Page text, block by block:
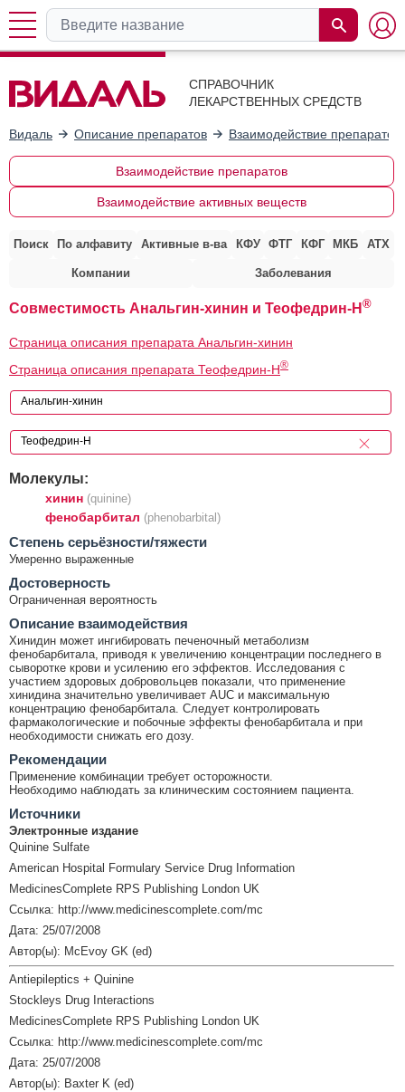
СПРАВОЧНИК
ЛЕКАРСТВЕННЫХ СРЕДСТВ
Видаль Описание препаратов Взаимодействие препаратов
Взаимодействие препаратов
Взаимодействие активных веществ
Поиск По алфавиту Активные в-ва КФУ ФТГ КФГ МКБ АТХ
Компании Заболевания
Совместимость Анальгин-хинин и Теофедрин-Н ®
Страница описания препарата Анальгин-хинин
Страница описания препарата Теофедрин-Н®
Молекулы:
хинин (quinine)
фенобарбитал (phenobarbital)
Cтепень серьёзности/тяжести
Умеренно выраженные
Достоверность
Ограниченная вероятность
Описание взаимодействия
Хинидин может ингибировать печеночный метаболизм
фенобарбитала, приводя к увеличению концентрации последнего в
сыворотке крови и усилению его эффектов. Исследования с
участием здоровых добровольцев показали, что применение
хинидина значительно увеличивает AUC и максимальную
концентрацию фенобарбитала. Следует контролировать
фармакологические и побочные эффекты фенобарбитала и при
необходимости снижать его дозу.
Рекомендации
Применение комбинации требует осторожности.
Необходимо наблюдать за клиническим состоянием пациента.
Источники
Электронные издание
Quinine Sulfate
American Hospital Formulary Service Drug Information
MedicinesComplete RPS Publishing London UK
Ссылка: http://www.medicinescomplete.com/mc
Дата: 25/07/2008
Автор(ы): McEvoy GK (ed)
Antiepileptics + Quinine
Stockleys Drug Interactions
MedicinesComplete RPS Publishing London UK
Ссылка: http://www.medicinescomplete.com/mc
Дата: 25/07/2008
Автор(ы): Baxter K (ed)